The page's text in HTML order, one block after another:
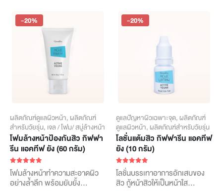
-20%
ผลิตภัณฑ์ดูแลผิวหน้า, ผลิตภัณฑ์
สำหรับวัยรุ่น, เจล / โฟม/ สบู่ล้างหน้า
โฟมล้างหน้าป้องกันสิว กิฟฟา
รีน แอคทีฟ ยัง (60 กรัม)
out of 5
โฟมล้างหน้าทำความสะอาดผิว
อย่างล้ำลึก พร้อมยับยั้ง
-20%
ดูแลปัญหาผิวเฉพาะจุด, ผลิตภัณฑ์
ดูแลผิวหน้า, ผลิตภัณฑ์สำหรับวัยรุ่น
โลชั่นแต้มสิว กิฟฟารีน แอคทีฟ
ยัง (10 กรัม)
5.00
โลชั่นบรรเทาอาการอักเสบของ
สิว กู้หน้าสิวให้เป็นหน้าใส